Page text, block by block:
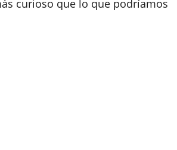
curioso que lo que podríamos